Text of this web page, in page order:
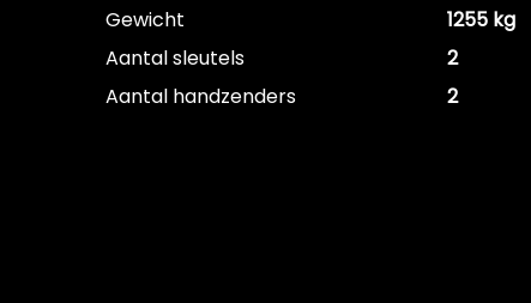
Gewicht
1255 kg
Aantal sleutels
2
Aantal handzenders
2